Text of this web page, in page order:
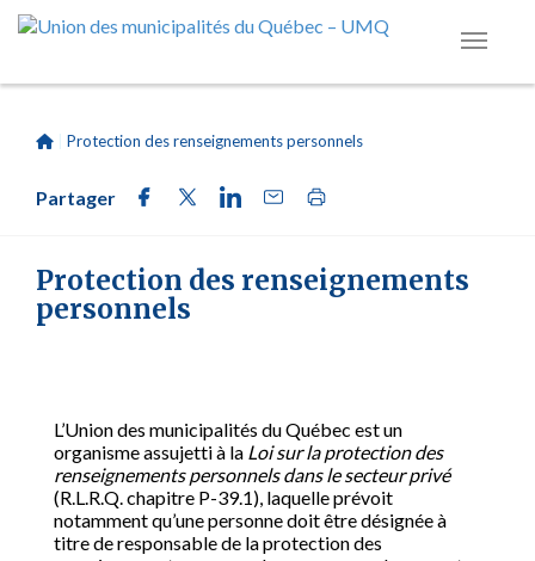
Protection des renseignements personnels
Partager
Protection des renseignements
personnels
L’Union des municipalités du Québec est un
organisme assujetti à la Loi sur la protection des
renseignements personnels dans le secteur privé
(R.L.R.Q. chapitre P-39.1), laquelle prévoit
notamment qu’une personne doit être désignée à
titre de responsable de la protection des